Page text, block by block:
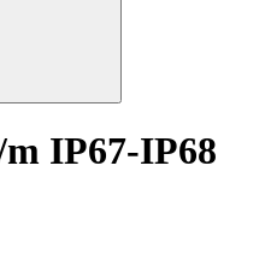
IP67-IP68